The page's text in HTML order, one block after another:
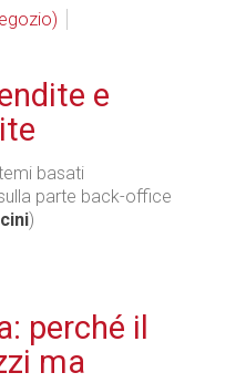
e
basati
parte back-office
)
perché il
ma